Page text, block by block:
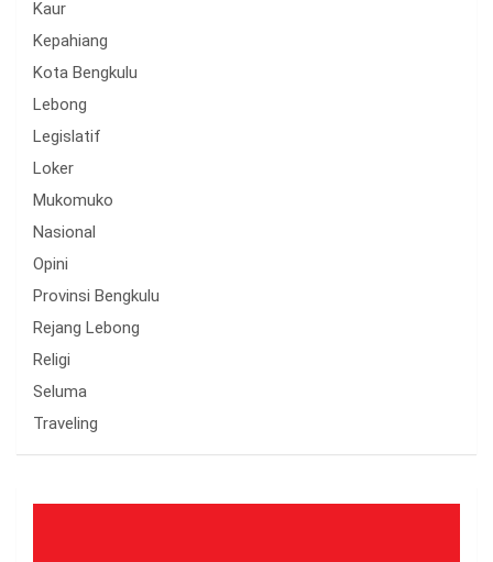
Kaur
Kepahiang
Kota Bengkulu
Lebong
Legislatif
Loker
Mukomuko
Nasional
Opini
Provinsi Bengkulu
Rejang Lebong
Religi
Seluma
Traveling